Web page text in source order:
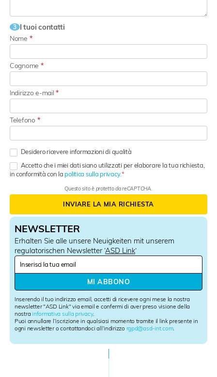
NEWSLETTER
Erhalten Sie alle unsere Neuigkeiten mit unserem
regulatorischen Newsletter ‘ASD Link‘
N
s
l
e
t
t
e
r
Inserendo il tuo indirizzo email, accetti di ricevere ogni mese la nostra
newsletter "ASD Link" via email e confermi di aver preso visione della
nostra informativa sulla privacy.
Puoi annullare l’iscrizione in qualsiasi momento tramite il link presente in
ogni newsletter o contattandoci all’indirizzo rgpd@asd-int.com.
MI ABBONO
3 I tuoi contatti
Nome *
Cognome *
Indirizzo e-mail*
Telefono *
Desidero ricevere informazioni di qualità
Accetto che i miei dati siano utilizzati per elaborare la tua richiesta,
in conformità con la politica sulla privacy.
Questo sito è protetto da reCAPTCHA.
INVIARE LA MIA RICHIESTA